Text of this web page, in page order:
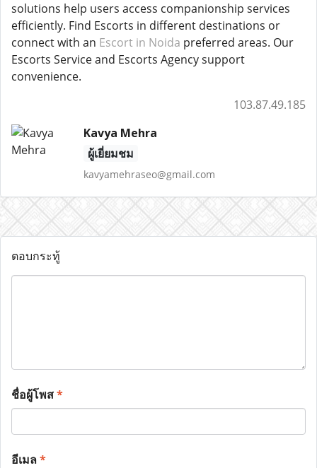
solutions help users access companionship services
efficiently. Find Escorts in different destinations or
connect with an Escort in Noida preferred areas. Our
Escorts Service and Escorts Agency support
convenience.
103.87.49.185
Kavya Mehra
ผู้เยี่ยมชม
kavyamehraseo@gmail.com
ตอบกระทู้
ชื่อผู้โพส*
อีเมล*